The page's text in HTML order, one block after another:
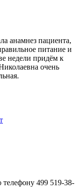
анамнез пациента,
питание и
недели придём к
очень
телефону 499 519-38-